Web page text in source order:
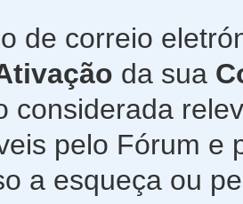
de correio
da sua
considerada
pelo Fórum e
a esqueça ou